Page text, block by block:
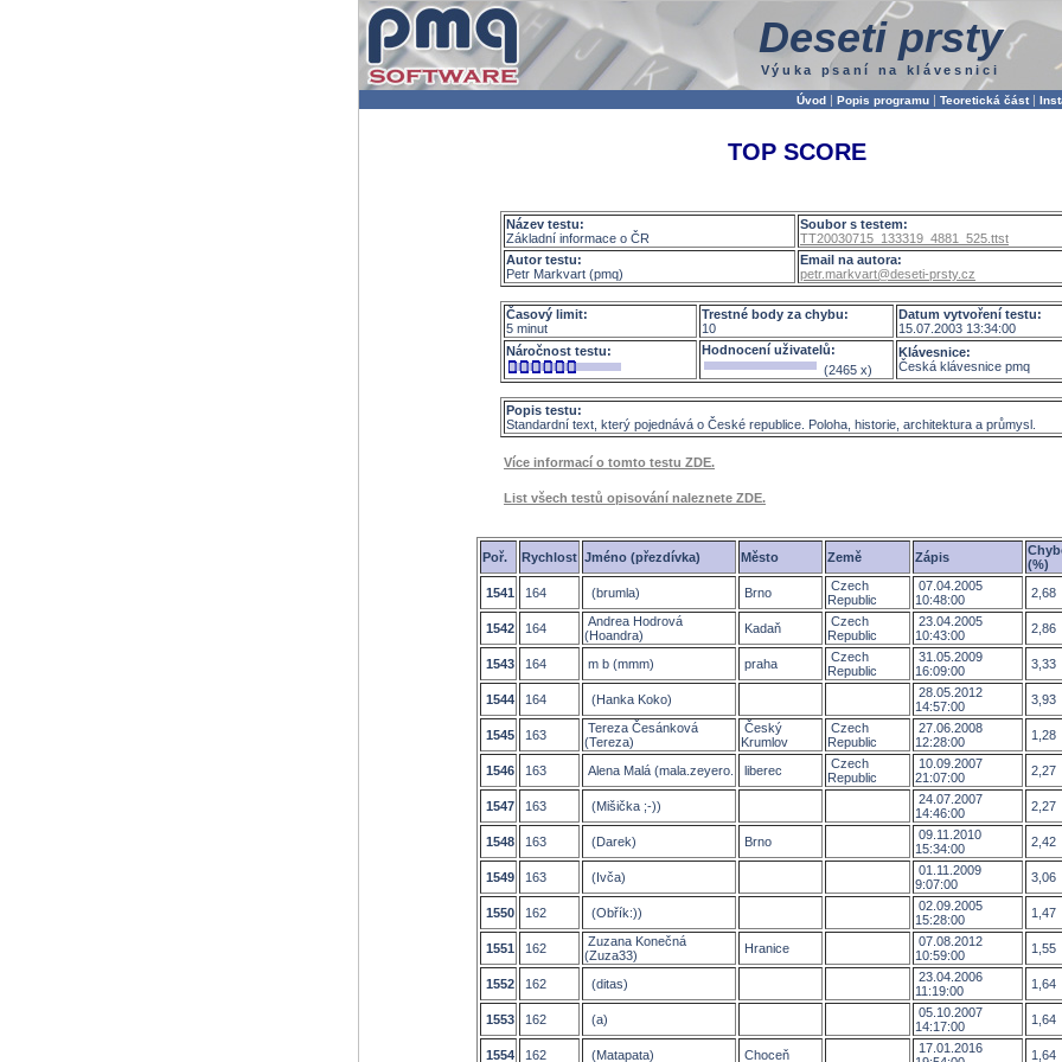
Deseti prsty
Výuka psaní na klávesnici
Úvod | Popis programu | Teoretická část|
TOP SCORE
Název testu:
Základní informace o ČR
Soubor s testem:
TT20030715_133319_4881_525.ttst
Autor testu:
Petr Markvart (pmq)
Email na autora:
petr.markvart@deseti-prsty.cz
Časový limit:
5 minut
Trestné body za chybu:
10
Datum vytvoření testu:
15.07.2003 13:34:00
Náročnost testu:
Hodnocení uživatelů:
(2465 x)
Klávesnice:
Česká klávesnice pmq
Popis testu:
Standardní text, který pojednává o České republice. Poloha, historie, architektura a průmysl.
Více informací o tomto testu ZDE.
List všech testů opisování naleznete ZDE.
Poř. Rychlost Jméno (přezdívka) Město Země Zápis
(%)
1541
164 (brumla) Brno
Czech
Republic
07.04.2005
10:48:00
2,68
1542 164
Andrea Hodrová
(Hoandra)
Kadaň
Czech
Republic
23.04.2005
10:43:00
2,86
1543 164 m b (mmm) praha
Czech
Republic
31.05.2009
16:09:00
3,33
1544 164 (Hanka Koko)
28.05.2012
14:57:00
3,93
1545 163
Tereza Česánková
(Tereza)
Český
Krumlov
Czech
Republic
27.06.2008
12:28:00
1,28
1546 163 Alena Malá (mala.zeyero. liberec
Czech
Republic
10.09.2007
21:07:00
2,27
1547 163 (Mišička ;-))
24.07.2007
14:46:00
2,27
1548 163 (Darek) Brno
09.11.2010
15:34:00
2,42
1549 163 (Ivča)
01.11.2009
9:07:00
3,06
1550 162 (Obřík:))
02.09.2005
15:28:00
1,47
1551 162
Zuzana Konečná
(Zuza33)
Hranice
07.08.2012
10:59:00
1,55
1552 162 (ditas)
23.04.2006
11:19:00
1,64
1553 162 (a)
05.10.2007
14:17:00
1,64
1554 162 (Matapata) Choceň
17.01.2016
1,64